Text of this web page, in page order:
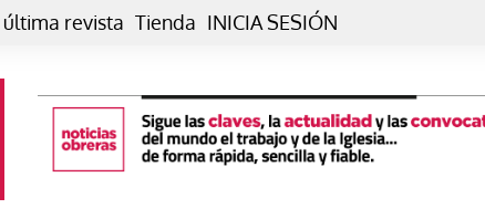
última revista Tienda INICIA SESIÓN